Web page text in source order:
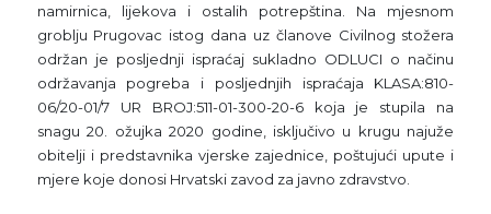
namirnica, lijekova i ostalih potrepština. Na mjesnom
groblju Prugovac istog dana uz članove Civilnog stožera
održan je posljednji ispraćaj sukladno ODLUCI o načinu
održavanja pogreba i posljednjih ispraćaja KLASA:810-
06/20-01/7 UR BROJ:511-01-300-20-6 koja je stupila na
snagu 20. ožujka 2020 godine, isključivo u krugu najuže
obitelji i predstavnika vjerske zajednice, poštujući upute i
mjere koje donosi Hrvatski zavod za javno zdravstvo.